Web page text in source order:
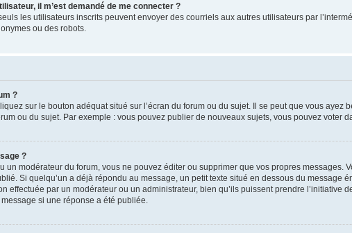
il m’est demandé de me connecter ?
les utilisateurs inscrits peuvent envoyer des courriels aux autres utilisateurs par
ou des robots.
?
sur le bouton adéquat situé sur l’écran du forum ou du sujet. Il se peut que vous
ou du sujet. Par exemple : vous pouvez publier de nouveaux sujets, vous pouvez voter
?
un modérateur du forum, vous ne pouvez éditer ou supprimer que vos propres
Si quelqu’un a déjà répondu au message, un petit texte situé en dessous du message
effectuée par un modérateur ou un administrateur, bien qu’ils puissent prendre
si une réponse a été publiée.